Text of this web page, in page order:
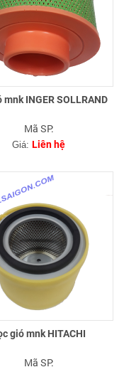
mnk INGER SOLLRAND
Mã SP:
Giá: Liên hệ
gió mnk HITACHI
Mã SP: